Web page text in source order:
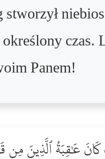
czas.
Panem!
عَٰقِبَةُ ٱلَّذِينَ مِن